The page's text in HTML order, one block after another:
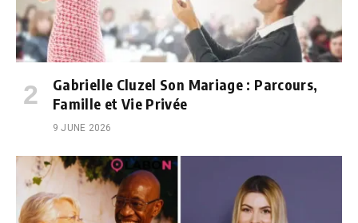
Gabrielle Cluzel Son Mariage : Parcours,
Famille et Vie Privée
9 JUNE 2026